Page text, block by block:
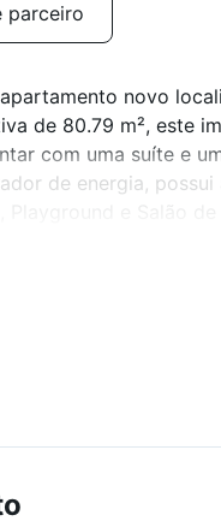
parceiro
novo
de 80.79 m², este
com uma suíte e
de energia,
central, perto de tudo